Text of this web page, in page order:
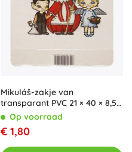
Mikuláš-zakje van
transparant PVC 21 × 40 × 8,5
cmOp voorraad
€ 1,80